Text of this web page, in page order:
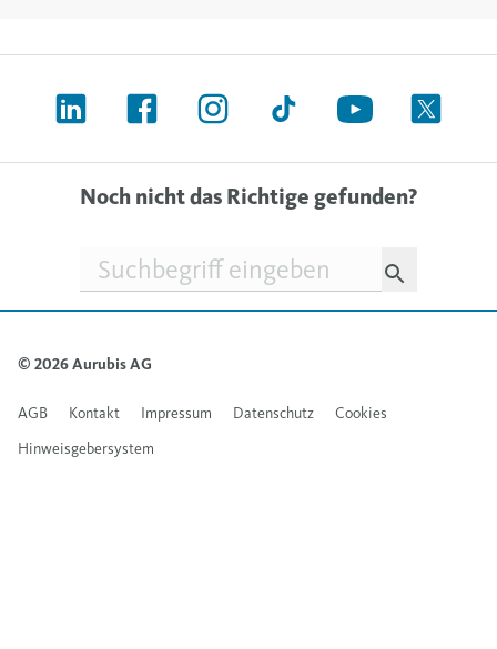
Noch nicht das Richtige gefunden?
Suchfeld
© 2026 Aurubis AG
AGB Kontakt Impressum Datenschutz
Cookies
Hinweisgebersystem